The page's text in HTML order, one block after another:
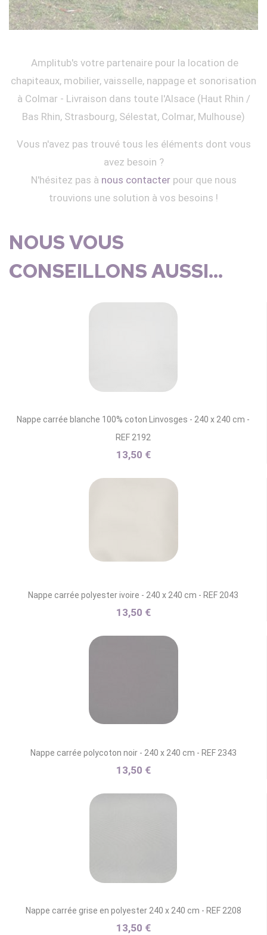
Amplitub's votre partenaire pour la location de
chapiteaux, mobilier, vaisselle, nappage et sonorisation
à Colmar - Livraison dans toute l'Alsace (Haut Rhin /
Bas Rhin, Strasbourg, Sélestat, Colmar, Mulhouse)
Vous n'avez pas trouvé tous les éléments dont vous
avez besoin ?
N'hésitez pas à nous contacterpour que nous
trouvions une solution à vos besoins !
NOUS VOUS
CONSEILLONS AUSSI...
Nappe carrée blanche 100% coton Linvosges - 240 x 240 cm -
REF 2192
13,50 €
Nappe carrée polyester ivoire - 240 x 240 cm - REF 2043
13,50 €
Nappe carrée polycoton noir - 240 x 240 cm - REF 2343
13,50 €
Nappe carrée grise en polyester 240 x 240 cm - REF 2208
13,50 €